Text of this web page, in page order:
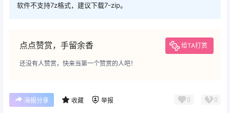
软件不支持7z格式，建议下载7-zip。
点点赞赏，手留余香 给TA打赏
还没有人赞赏，快来当第一个赞赏的人吧！
海报分享 收藏 举报 0 0